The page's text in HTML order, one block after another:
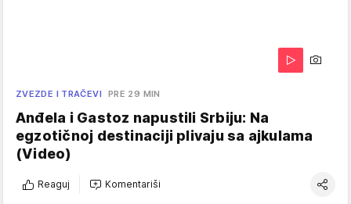
ZVEZDE I TRAČEVI PRE 29 MIN
Anđela i Gastoz napustili Srbiju: Na
egzotičnoj destinaciji plivaju sa ajkulama
(Video)
Reaguj Komentariši